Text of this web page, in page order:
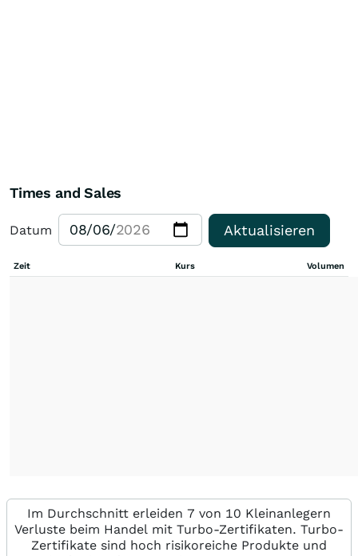
Times and Sales
Datum Aktualisieren
Zeit Kurs Volumen
Im Durchschnitt erleiden 7 von 10 Kleinanlegern
Verluste beim Handel mit Turbo-Zertifikaten. Turbo-
Zertifikate sind hoch risikoreiche Produkte und